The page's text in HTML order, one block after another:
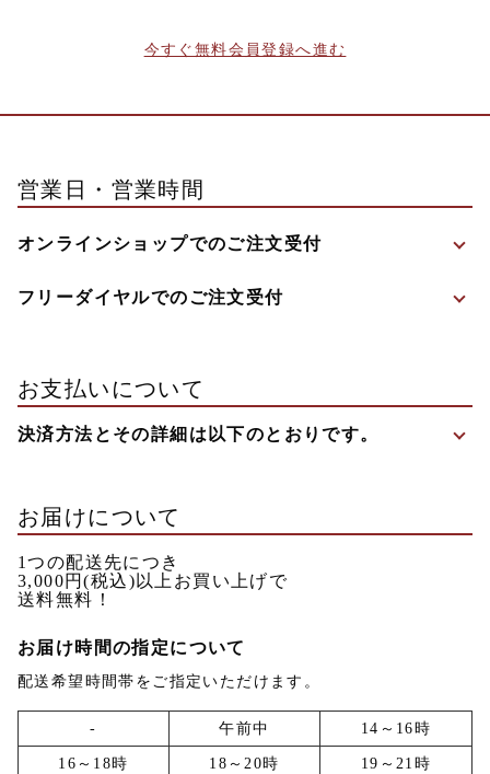
今すぐ無料会員登録へ進む
営業日・営業時間
オンラインショップでのご注文受付
フリーダイヤルでのご注文受付
お支払いについて
決済方法とその詳細は以下のとおりです。
お届けについて
1つの配送先につき
3,000円(税込)以上お買い上げで
送料無料！
お届け時間の指定について
配送希望時間帯をご指定いただけます。
- 午前中 14～16時
16～18時 18～20時 19～21時